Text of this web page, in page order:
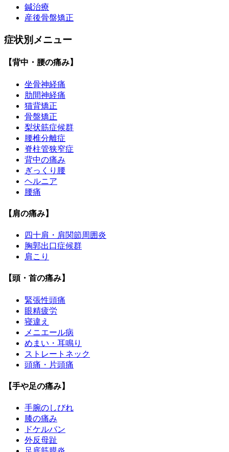
鍼治療
産後骨盤矯正
症状別メニュー
【背中・腰の痛み】
坐骨神経痛
肋間神経痛
猫背矯正
骨盤矯正
梨状筋症候群
腰椎分離症
脊柱管狭窄症
背中の痛み
ぎっくり腰
ヘルニア
腰痛
【肩の痛み】
四十肩・肩関節周囲炎
胸郭出口症候群
肩こり
【頭・首の痛み】
緊張性頭痛
眼精疲労
寝違え
メニエール病
めまい・耳鳴り
ストレートネック
頭痛・片頭痛
【手や足の痛み】
手腕のしびれ
膝の痛み
ドケルバン
外反母趾